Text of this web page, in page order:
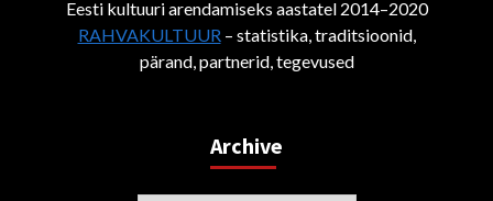
Eesti kultuuri arendamiseks aastatel 2014–2020
RAHVAKULTUUR – statistika, traditsioonid,
pärand, partnerid, tegevused
Archive